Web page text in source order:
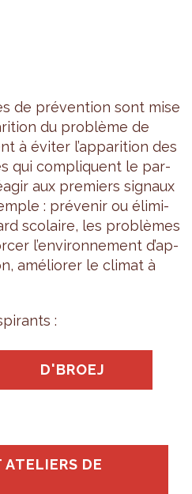
de pré­ven­tion sont mise
du pro­blème de
à évi­ter l’ap­pa­ri­tion des
qui com­pliquent le par­
aux pre­miers signaux
: pré­ve­nir ou éli­mi­
sco­laire, les pro­blèmes
l’en­vi­ron­ne­ment d’ap­
amé­lio­rer le cli­mat à
:
D'BROEJ
DE